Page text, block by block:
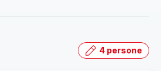
4 persone